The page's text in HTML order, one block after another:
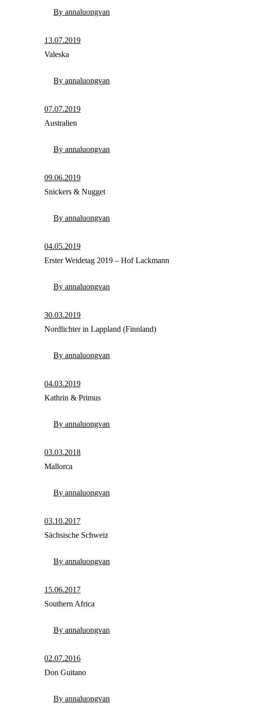
By annaluongvan
13.07.2019
Valeska
By annaluongvan
07.07.2019
Australien
By annaluongvan
09.06.2019
Snickers & Nugget
By annaluongvan
04.05.2019
Erster Weidetag 2019 – Hof Lackmann
By annaluongvan
30.03.2019
Nordlichter in Lappland (Finnland)
By annaluongvan
04.03.2019
Kathrin & Primus
By annaluongvan
03.03.2018
Mallorca
By annaluongvan
03.10.2017
Sächsische Schweiz
By annaluongvan
15.06.2017
Southern Africa
By annaluongvan
02.07.2016
Don Guitano
By annaluongvan